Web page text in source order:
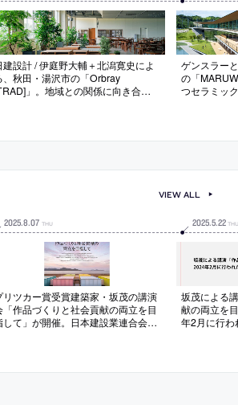
建設計 / 伊庭野大輔＋北潟寛史によ
、秋田・湯沢市の「Orbray
」。地域との関係に向き合う
”を備えた建築を考案。現場での“即
ゲンスラー
の「
つセラミッ
方向に伸び
2025.8.07 THU
リツカー賞受賞建築家・坂茂の講演
「作品づくりと社会貢献の両立を目
して」が開催。日本建設業連合会の
2025.5.22
坂茂による
献の両立を
年2月に行わ
VIEW ALL